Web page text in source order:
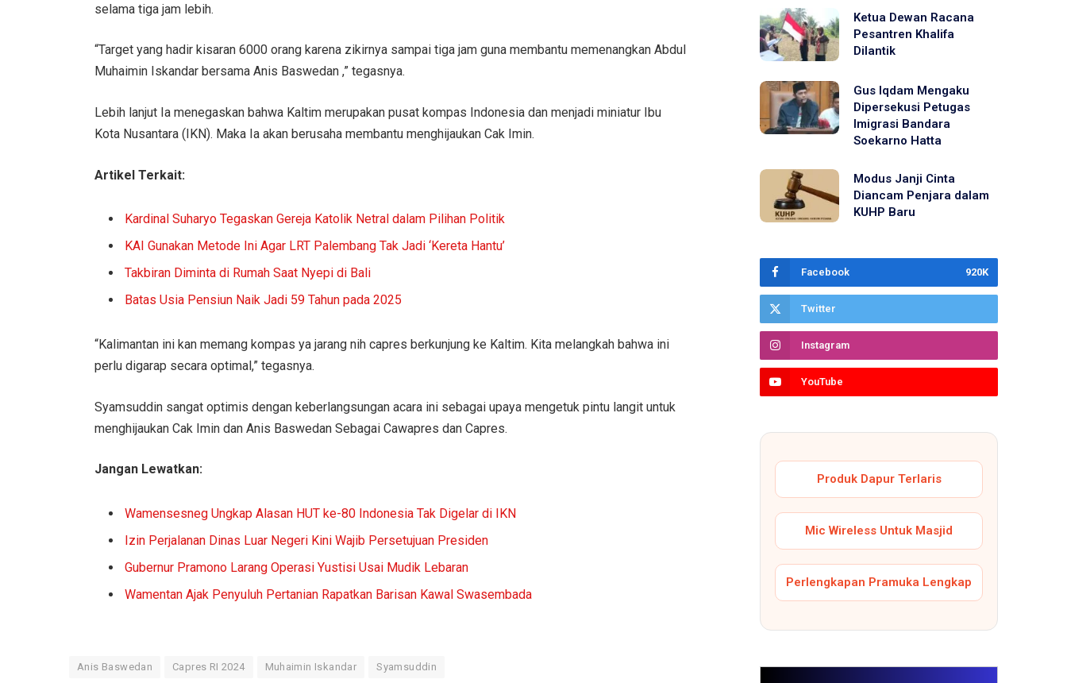
selama tiga jam lebih.
“Target yang hadir kisaran 6000 orang karena zikirnya sampai tiga jam guna membantu memenangkan Abdul
Muhaimin Iskandar bersama Anis Baswedan ,” tegasnya.
Lebih lanjut Ia menegaskan bahwa Kaltim merupakan pusat kompas Indonesia dan menjadi miniatur Ibu
Kota Nusantara (IKN). Maka Ia akan berusaha membantu menghijaukan Cak Imin.
Artikel Terkait:
Kardinal Suharyo Tegaskan Gereja Katolik Netral dalam Pilihan Politik
KAI Gunakan Metode Ini Agar LRT Palembang Tak Jadi ‘Kereta Hantu’
Takbiran Diminta di Rumah Saat Nyepi di Bali
Batas Usia Pensiun Naik Jadi 59 Tahun pada 2025
“Kalimantan ini kan memang kompas ya jarang nih capres berkunjung ke Kaltim. Kita melangkah bahwa ini
perlu digarap secara optimal,” tegasnya.
Syamsuddin sangat optimis dengan keberlangsungan acara ini sebagai upaya mengetuk pintu langit untuk
menghijaukan Cak Imin dan Anis Baswedan Sebagai Cawapres dan Capres.
Jangan Lewatkan:
Wamensesneg Ungkap Alasan HUT ke-80 Indonesia Tak Digelar di IKN
Izin Perjalanan Dinas Luar Negeri Kini Wajib Persetujuan Presiden
Gubernur Pramono Larang Operasi Yustisi Usai Mudik Lebaran
Wamentan Ajak Penyuluh Pertanian Rapatkan Barisan Kawal Swasembada
Anis Baswedan Capres RI 2024 Muhaimin Iskandar Syamsuddin
Ketua Dewan Racana
Pesantren Khalifa
Dilantik
Gus Iqdam Mengaku
Dipersekusi Petugas
Imigrasi Bandara
Soekarno Hatta
Modus Janji Cinta
Diancam Penjara dalam
KUHP Baru
Facebook 920K
Twitter
Instagram
YouTube
Produk Dapur Terlaris
Mic Wireless Untuk Masjid
Perlengkapan Pramuka Lengkap